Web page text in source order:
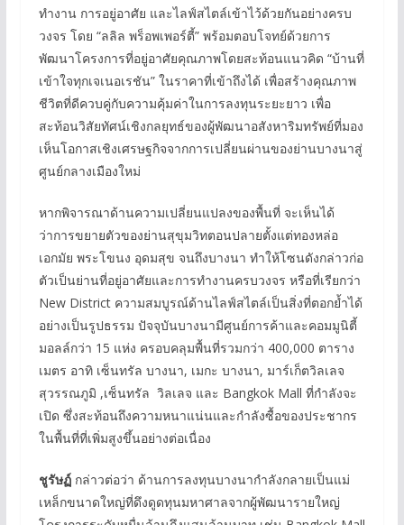
ทำงาน การอยู่อาศัย และไลฟ์สไตล์เข้าไว้ด้วยกันอย่างครบ
วงจร โดย “ลลิล พร็อพเพอร์ตี้” พร้อมตอบโจทย์ด้วยการ
พัฒนาโครงการที่อยู่อาศัยคุณภาพโดยสะท้อนแนวคิด “บ้านที่
เข้าใจทุกเจเนอเรชัน” ในราคาที่เข้าถึงได้ เพื่อสร้างคุณภาพ
ชีวิตที่ดีควบคู่กับความคุ้มค่าในการลงทุนระยะยาว เพื่อ
สะท้อนวิสัยทัศน์เชิงกลยุทธ์ของผู้พัฒนาอสังหาริมทรัพย์ที่มอง
เห็นโอกาสเชิงเศรษฐกิจจากการเปลี่ยนผ่านของย่านบางนาสู่
ศูนย์กลางเมืองใหม่
หากพิจารณาด้านความเปลี่ยนแปลงของพื้นที่ จะเห็นได้
ว่าการขยายตัวของย่านสุขุมวิทตอนปลายตั้งแต่ทองหล่อ
เอกมัย พระโขนง อุดมสุข จนถึงบางนา ทำให้โซนดังกล่าวก่อ
ตัวเป็นย่านที่อยู่อาศัยและการทำงานครบวงจร หรือที่เรียกว่า
New District ความสมบูรณ์ด้านไลฟ์สไตล์เป็นสิ่งที่ตอกย้ำได้
อย่างเป็นรูปธรรม ปัจจุบันบางนามีศูนย์การค้าและคอมมูนิตี้
มอลล์กว่า 15 แห่ง ครอบคลุมพื้นที่รวมกว่า 400,000 ตาราง
เมตร อาทิ เซ็นทรัล บางนา, เมกะ บางนา, มาร์เก็ตวิลเลจ
สุวรรณภูมิ ,เซ็นทรัล วิลเลจ และ Bangkok Mall ที่กำลังจะ
เปิด ซึ่งสะท้อนถึงความหนาแน่นและกำลังซื้อของประชากร
ในพื้นที่ที่เพิ่มสูงขึ้นอย่างต่อเนื่อง
ชูรัษฏ์กล่าวต่อว่า ด้านการลงทุนบางนากำลังกลายเป็นแม่
เหล็กขนาดใหญ่ที่ดึงดูดทุนมหาศาลจากผู้พัฒนารายใหญ่